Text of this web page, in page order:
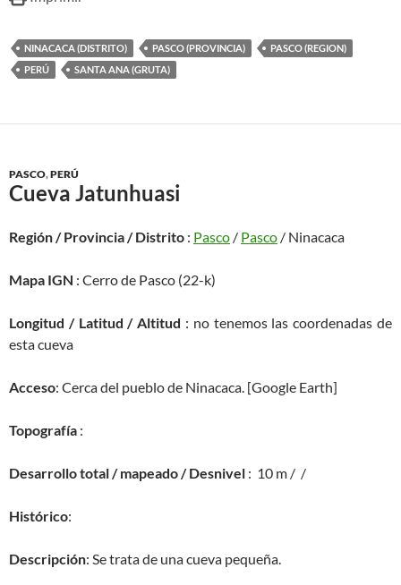
NINACACA (DISTRITO) PASCO (PROVINCIA)
PASCO (REGION)
PERÚ
SANTA ANA (GRUTA)
PASCO,PERÚ
Cueva Jatunhuasi
Región / Provincia / Distrito : Pasco / Pasco / Ninacaca
Mapa IGN : Cerro de Pasco (22-k)
Longitud / Latitud / Altitud : no tenemos las coordenadas de
esta cueva
Acceso: Cerca del pueblo de Ninacaca. [Google Earth]
Topografía :
Desarrollo total / mapeado / Desnivel : 10 m / /
Histórico:
Descripción: Se trata de una cueva pequeña.